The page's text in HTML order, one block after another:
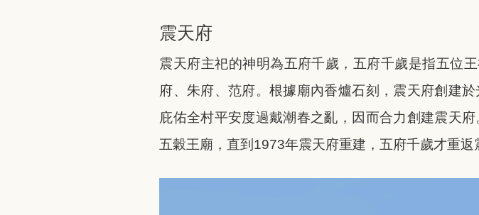
震天府
震天府主祀的神明為五府千歲，五府千歲是指五位
府、朱府、范府。根據廟內香爐石刻，震天府創建
庇佑全村平安度過戴潮春之亂，因而合力創建震天
五穀王廟，直到1973年震天府重建，五府千歲才重返